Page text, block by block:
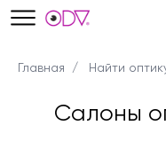
Главная Найти
Салоны